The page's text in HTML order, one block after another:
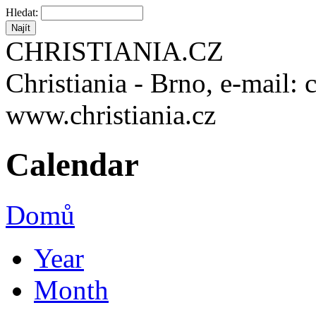
Hledat:
CHRISTIANIA.CZ
Christiania - Brno, e-mail:
www.christiania.cz
Calendar
Domů
Year
Month